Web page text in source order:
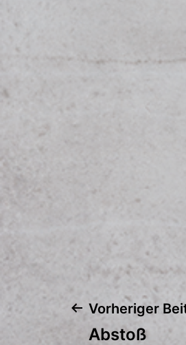
Vorheriger
Abstoß